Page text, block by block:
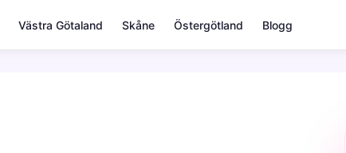
Västra Götaland Skåne Östergötland Blogg